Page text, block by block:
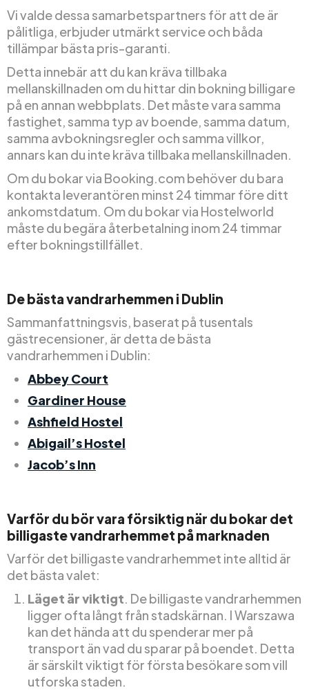
Vi valde dessa samarbetspartners för att de är
pålitliga, erbjuder utmärkt service och båda
tillämpar bästa pris-garanti.
Detta innebär att du kan kräva tillbaka
mellanskillnaden om du hittar din bokning billigare
på en annan webbplats. Det måste vara samma
fastighet, samma typ av boende, samma datum,
samma avbokningsregler och samma villkor,
annars kan du inte kräva tillbaka mellanskillnaden.
Om du bokar via Booking.com behöver du bara
kontakta leverantören minst 24 timmar före ditt
ankomstdatum. Om du bokar via Hostelworld
måste du begära återbetalning inom 24 timmar
efter bokningstillfället.
De bästa vandrarhemmen i Dublin
Sammanfattningsvis, baserat på tusentals
gästrecensioner, är detta de bästa
vandrarhemmen i Dublin:
Abbey Court
Gardiner House
Ashfield Hostel
Abigail’s Hostel
Jacob’s Inn
Varför du bör vara försiktig när du bokar det
billigaste vandrarhemmet på marknaden
Varför det billigaste vandrarhemmet inte alltid är
det bästa valet:
Läget är viktigt . De billigaste vandrarhemmen
ligger ofta långt från stadskärnan. I Warszawa
kan det hända att du spenderar mer på
transport än vad du sparar på boendet. Detta
är särskilt viktigt för första besökare som vill
utforska staden.